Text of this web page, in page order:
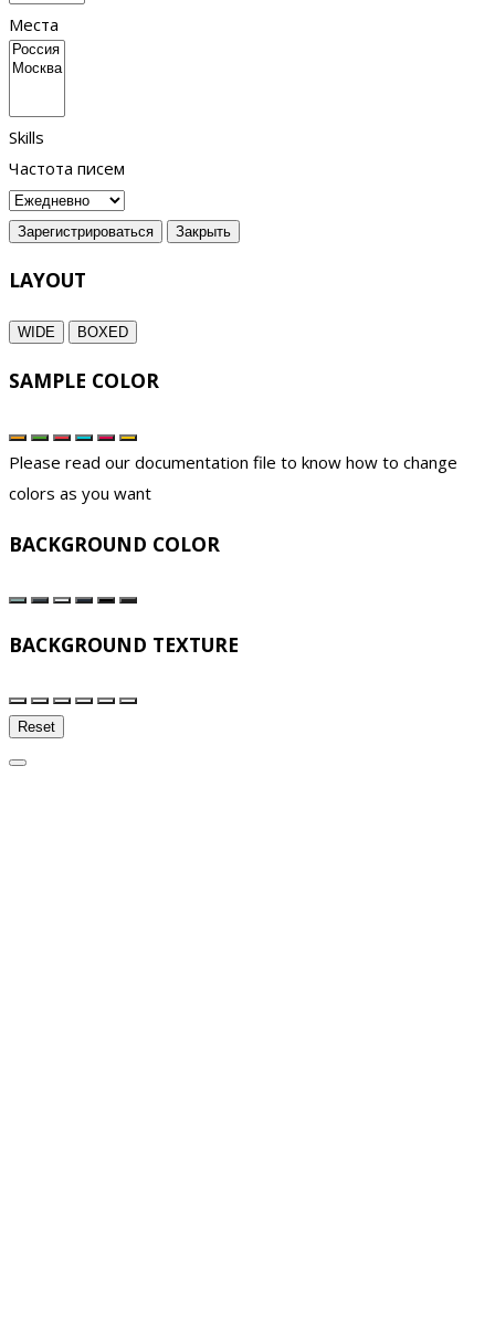
Места
Skills
Частота писем
Зарегистрироваться Закрыть
LAYOUT
WIDE BOXED
SAMPLE COLOR
Please read our documentation file to know how to change
colors as you want
BACKGROUND COLOR
BACKGROUND TEXTURE
Reset